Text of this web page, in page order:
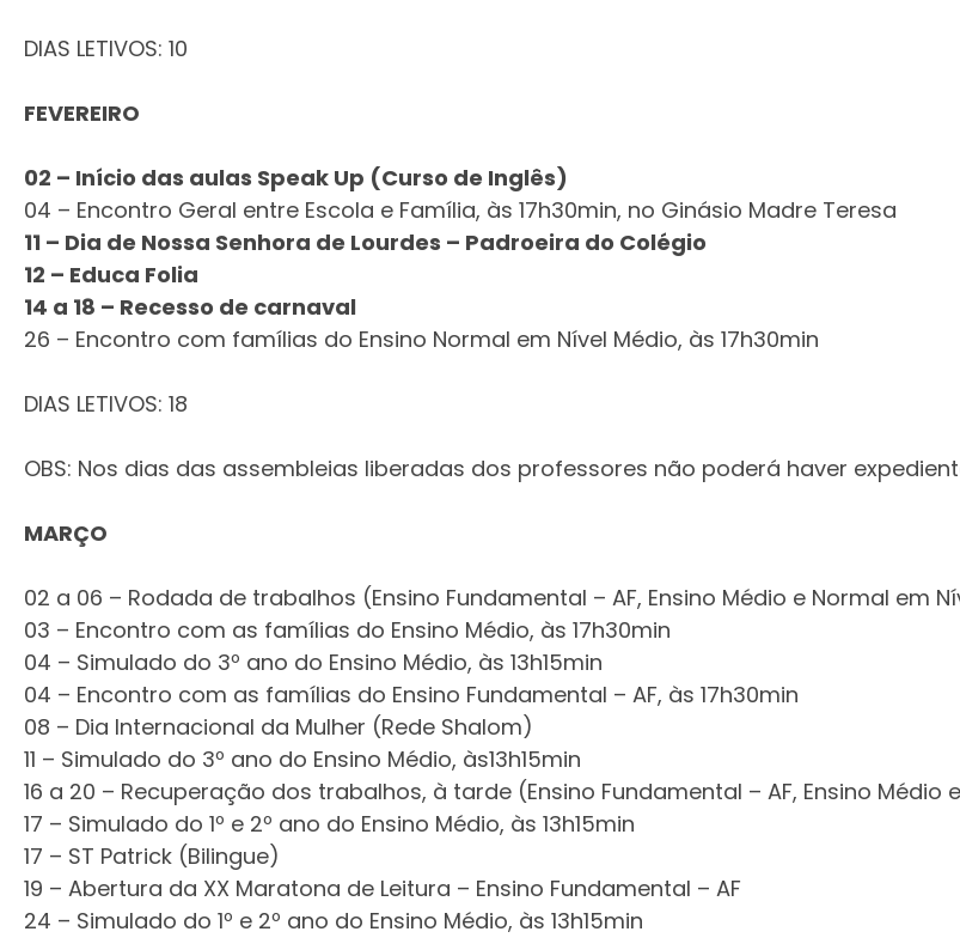
DIAS LETIVOS: 10
FEVEREIRO
02 – Início das aulas Speak Up (Curso de Inglês)
04 – Encontro Geral entre Escola e Família, às 17h30min, no Ginásio Madre Teresa
11 – Dia de Nossa Senhora de Lourdes – Padroeira do Colégio
12 – Educa Folia
14 a 18 – Recesso de carnaval
26 – Encontro com famílias do Ensino Normal em Nível Médio, às 17h30min
DIAS LETIVOS: 18
OBS: Nos dias das assembleias liberadas dos professores não poderá haver
MARÇO
02 a 06 – Rodada de trabalhos (Ensino Fundamental – AF, Ensino Médio e Normal em
03 – Encontro com as famílias do Ensino Médio, às 17h30min
04 – Simulado do 3º ano do Ensino Médio, às 13h15min
04 – Encontro com as famílias do Ensino Fundamental – AF, às 17h30min
08 – Dia Internacional da Mulher (Rede Shalom)
11 – Simulado do 3º ano do Ensino Médio, às13h15min
16 a 20 – Recuperação dos trabalhos, à tarde (Ensino Fundamental – AF, Ensino Médio
17 – Simulado do 1º e 2º ano do Ensino Médio, às 13h15min
17 – ST Patrick (Bilingue)
19 – Abertura da XX Maratona de Leitura – Ensino Fundamental – AF
24 – Simulado do 1º e 2º ano do Ensino Médio, às 13h15min